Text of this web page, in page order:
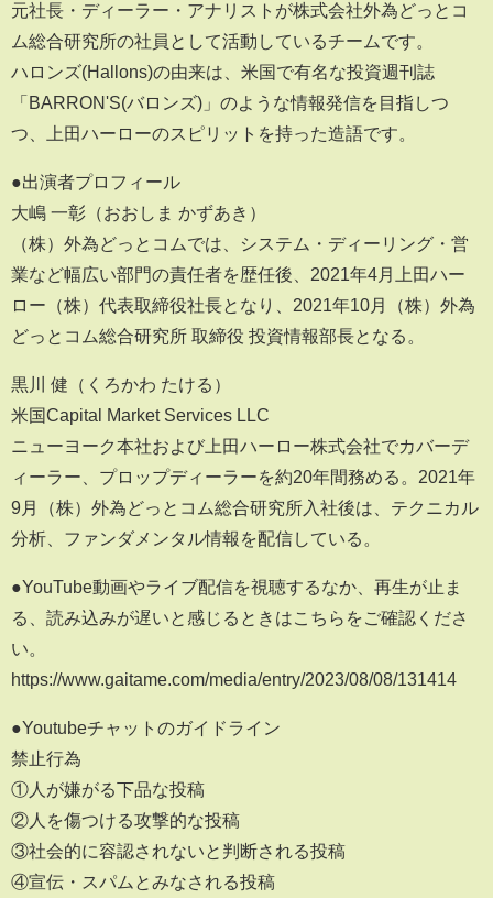
元社長・ディーラー・アナリストが株式会社外為どっとコ
ム総合研究所の社員として活動しているチームです。
ハロンズ(Hallons)の由来は、米国で有名な投資週刊誌
「BARRON'S(バロンズ)」のような情報発信を目指しつ
つ、上田ハーローのスピリットを持った造語です。
●出演者プロフィール
大嶋 一彰（おおしま かずあき）
（株）外為どっとコムでは、システム・ディーリング・営
業など幅広い部門の責任者を歴任後、2021年4月上田ハー
ロー（株）代表取締役社長となり、2021年10月（株）外為
どっとコム総合研究所 取締役 投資情報部長となる。
黒川 健（くろかわ たける）
米国Capital Market Services LLC
ニューヨーク本社および上田ハーロー株式会社でカバーデ
ィーラー、プロップディーラーを約20年間務める。2021年
9月（株）外為どっとコム総合研究所入社後は、テクニカル
分析、ファンダメンタル情報を配信している。
●YouTube動画やライブ配信を視聴するなか、再生が止ま
る、読み込みが遅いと感じるときはこちらをご確認くださ
い。
https://www.gaitame.com/media/entry/2023/08/08/131414
●Youtubeチャットのガイドライン
禁止行為
①人が嫌がる下品な投稿
②人を傷つける攻撃的な投稿
③社会的に容認されないと判断される投稿
④宣伝・スパムとみなされる投稿